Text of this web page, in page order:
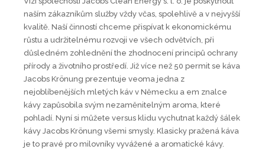
naším zákazníkům služby vždy včas, spolehlivě a v nejvyšší
kvalitě. Naší činností chceme přispívat k ekonomickému
růstu a udržitelnému rozvoji ve všech odvětvích, při
důsledném zohlednění the zhodnocení principů ochrany
přírody a životního prostředí. Již více než 50 permit se káva
Jacobs Krönung prezentuje veoma jedna z
nejoblíbenějších mletých káv v Německu a em znalce
kávy zapůsobila svým nezaměnitelným aroma, které
pohladí. Nyní si můžete versus klidu vychutnat každý šálek
kávy Jacobs Krönung všemi smysly. Klasicky pražená káva
je to pravé pro milovníky vyvážené a aromatické kávy.